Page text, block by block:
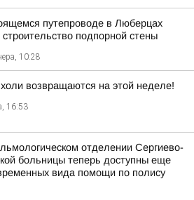
путепроводе в Люберцах
подпорной стены
10:28
холи возвращаются на этой неделе!
16:53
отделении Сергиево-
больницы теперь доступны еще
вида помощи по полису